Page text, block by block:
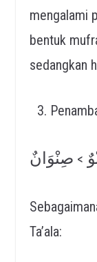
mengalami
bentuk
sedangkan
> صِنْوَانٌ
Ta’ala: